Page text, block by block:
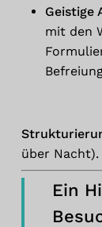
Geistige
mit den
über Nacht).
Ein